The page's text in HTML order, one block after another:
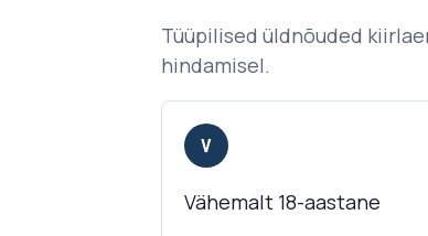
Tüüpilised üldnõuded
hindamisel.
V
Vähemalt 18-aastane